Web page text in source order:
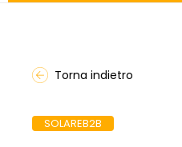
Torna indietro
SOLAREB2B